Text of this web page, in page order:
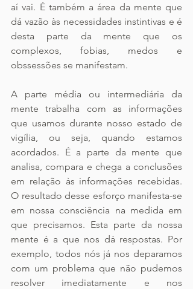
aí vai. É também a área da mente que
dá vazão às necessidades instintivas e é
desta parte da mente que os
complexos, fobias, medos e
obssessões se manifestam.
A parte média ou intermediária da
mente trabalha com as informações
que usamos durante nosso estado de
vigília, ou seja, quando estamos
acordados. É a parte da mente que
analisa, compara e chega a conclusões
em relação às informações recebidas.
O resultado desse esforço manifesta-se
em nossa consciência na medida em
que precisamos. Esta parte da nossa
mente é a que nos dá respostas. Por
exemplo, todos nós já nos deparamos
com um problema que não pudemos
resolver imediatamente e nos